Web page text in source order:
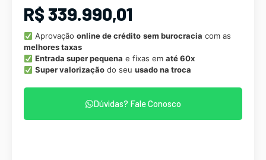
R$ 339.990,01
Aprovação online de crédito sem burocracia com as
melhores taxas
Entrada super pequena e fixas em até 60x
Super valorizaçãodo seu usado na troca
Dúvidas? Fale Conosco